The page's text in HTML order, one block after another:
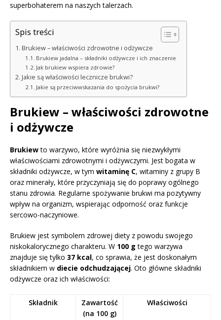
superbohaterem na naszych talerzach.
Spis treści
Brukiew – właściwości zdrowotne i odżywcze
Brukiew jadalna – składniki odżywcze i ich znaczenie
Jak brukiew wspiera zdrowie?
Jakie są właściwości lecznicze brukwi?
Jakie są przeciwwskazania do spożycia brukwi?
Brukiew – właściwości zdrowotne
i odżywcze
Brukiewto warzywo, które wyróżnia się niezwykłymi
właściwościami zdrowotnymi i odżywczymi. Jest bogata w
składniki odżywcze, w tym witaminę C, witaminy z grupy B
oraz minerały, które przyczyniają się do poprawy ogólnego
stanu zdrowia. Regularne spożywanie brukwi ma pozytywny
wpływ na organizm, wspierając odporność oraz funkcje
sercowo-naczyniowe.
Brukiew jest symbolem zdrowej diety z powodu swojego
niskokalorycznego charakteru. W 100 g tego warzywa
znajduje się tylko 37 kcal, co sprawia, że jest doskonałym
składnikiem w diecie odchudzającej. Oto główne składniki
odżywcze oraz ich właściwości:
Składnik
Zawartość
(na 100 g)
Właściwości